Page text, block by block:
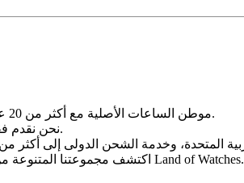
Land of Watches، موطن الساعات الأصلیة مع أکثر من 20 عامًا من الخبرة فی بیع الساعات عبر الإنترنت.
نحن نقدممن أرقى العلامات التجاریة العالمیة.
اکتشف مجموعتنا المتنوعة ، واختر ساعتک المثالیة الیوم من Land of Watches.